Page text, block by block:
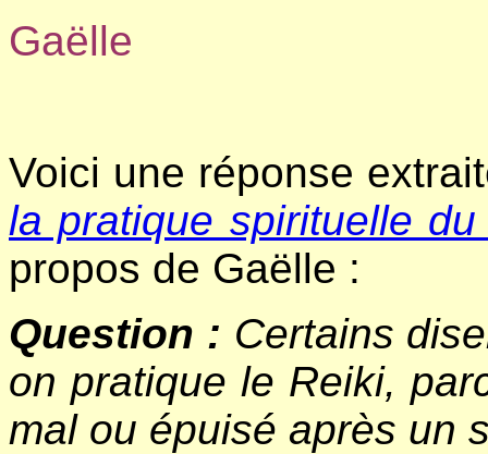
Gaëlle
Voici une réponse
la pratique spirituelle
propos de Gaëlle :
Question : Certains
on pratique le Reiki,
mal ou épuisé après un